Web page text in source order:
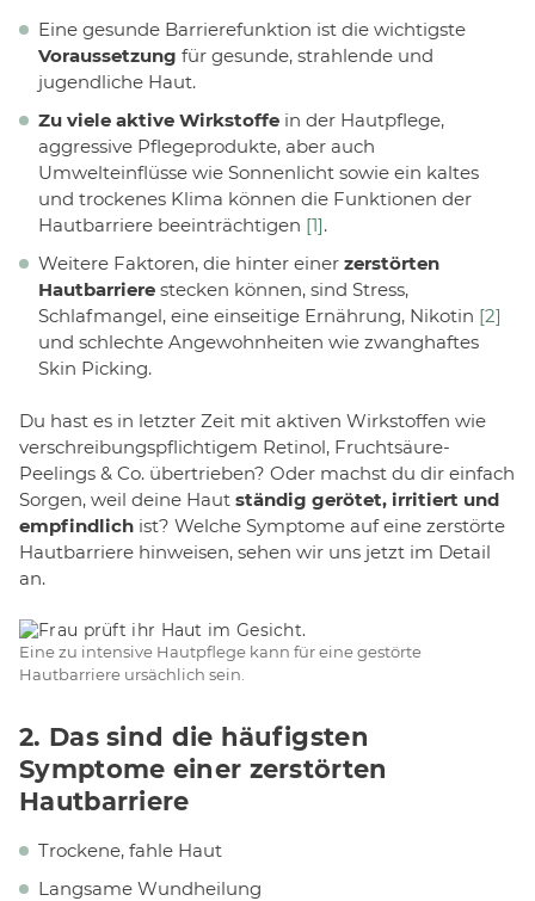
Eine gesunde Barrierefunktion ist die wichtigste
Voraussetzung für gesunde, strahlende und
jugendliche Haut.
Zu viele aktive Wirkstoffe in der Hautpflege,
aggressive Pflegeprodukte, aber auch
Umwelteinflüsse wie Sonnenlicht sowie ein kaltes
und trockenes Klima können die Funktionen der
Hautbarriere beeinträchtigen [1].
Weitere Faktoren, die hinter einer zerstörten
Hautbarriere stecken können, sind Stress,
Schlafmangel, eine einseitige Ernährung, Nikotin [2]
und schlechte Angewohnheiten wie zwanghaftes
Skin Picking.
Du hast es in letzter Zeit mit aktiven Wirkstoffen wie
verschreibungspflichtigem Retinol, Fruchtsäure-
Peelings & Co. übertrieben? Oder machst du dir einfach
Sorgen, weil deine Haut ständig gerötet, irritiert und
empfindlich ist? Welche Symptome auf eine zerstörte
Hautbarriere hinweisen, sehen wir uns jetzt im Detail
an.
Eine zu intensive Hautpflege kann für eine gestörte
Hautbarriere ursächlich sein.
2. Das sind die häufigsten
Symptome einer zerstörten
Hautbarriere
Trockene, fahle Haut
Langsame Wundheilung